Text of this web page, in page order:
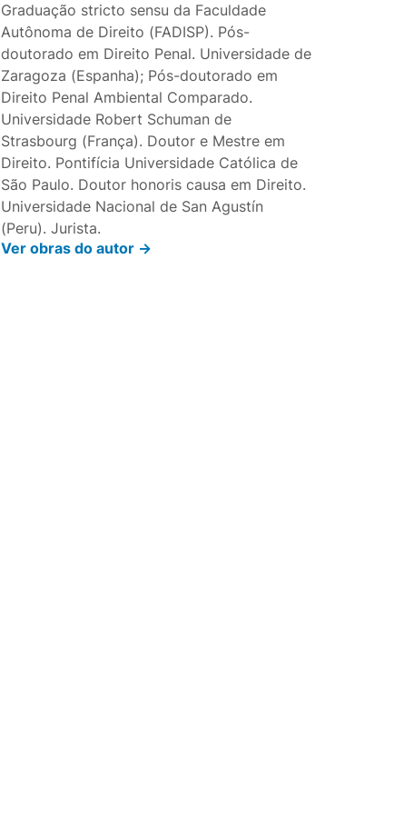
Graduação stricto sensu da Faculdade
Autônoma de Direito (FADISP). Pós-
doutorado em Direito Penal. Universidade de
Zaragoza (Espanha); Pós-doutorado em
Direito Penal Ambiental Comparado.
Universidade Robert Schuman de
Strasbourg (França). Doutor e Mestre em
Direito. Pontifícia Universidade Católica de
São Paulo. Doutor honoris causa em Direito.
Universidade Nacional de San Agustín
(Peru). Jurista.
Ver obras do autor ->